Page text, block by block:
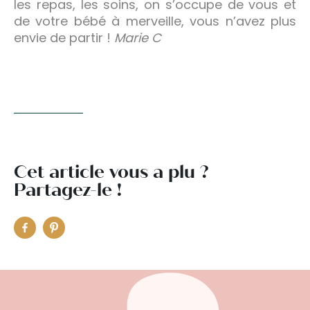
les repas, les soins, on s’occupe de vous et
de votre bébé à merveille, vous n’avez plus
envie de partir ! Marie C
Cet article vous a plu ?
Partagez-le !